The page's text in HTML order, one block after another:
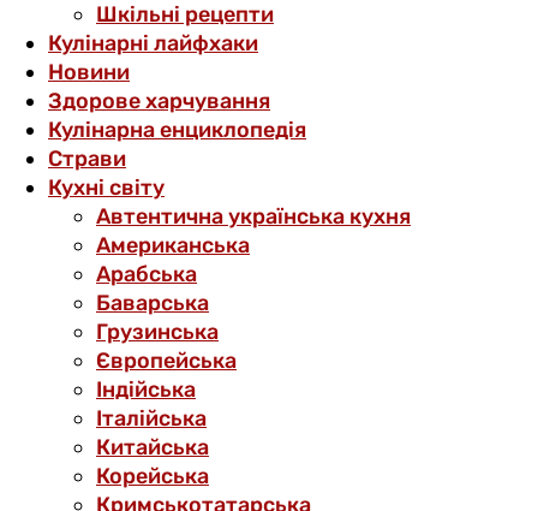
Шкільні рецепти
Кулінарні лайфхаки
Новини
Здорове харчування
Кулінарна енциклопедія
Страви
Кухні світу
Автентична українська кухня
Американська
Арабська
Баварська
Грузинська
Європейська
Індійська
Італійська
Китайська
Корейська
Кримськотатарська